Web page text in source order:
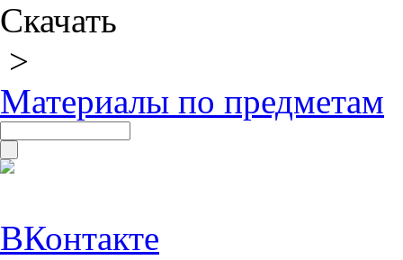
Скачать
>
Материалы по предметам
ВКонтакте